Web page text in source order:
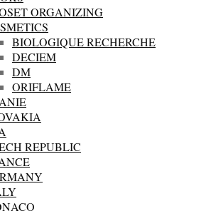
ORGANIZING
BIOLOGIQUE RECHERCHE
DECIEM
DM
ORIFLAME
REPUBLIC